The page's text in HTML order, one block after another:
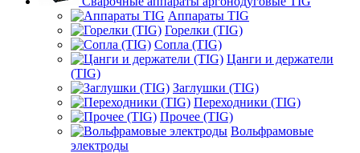
Аппараты TIG
Горелки (TIG)
Сопла (TIG)
Цанги и держатели
(TIG)
Заглушки (TIG)
Переходники (TIG)
Прочее (TIG)
Вольфрамовые
электроды